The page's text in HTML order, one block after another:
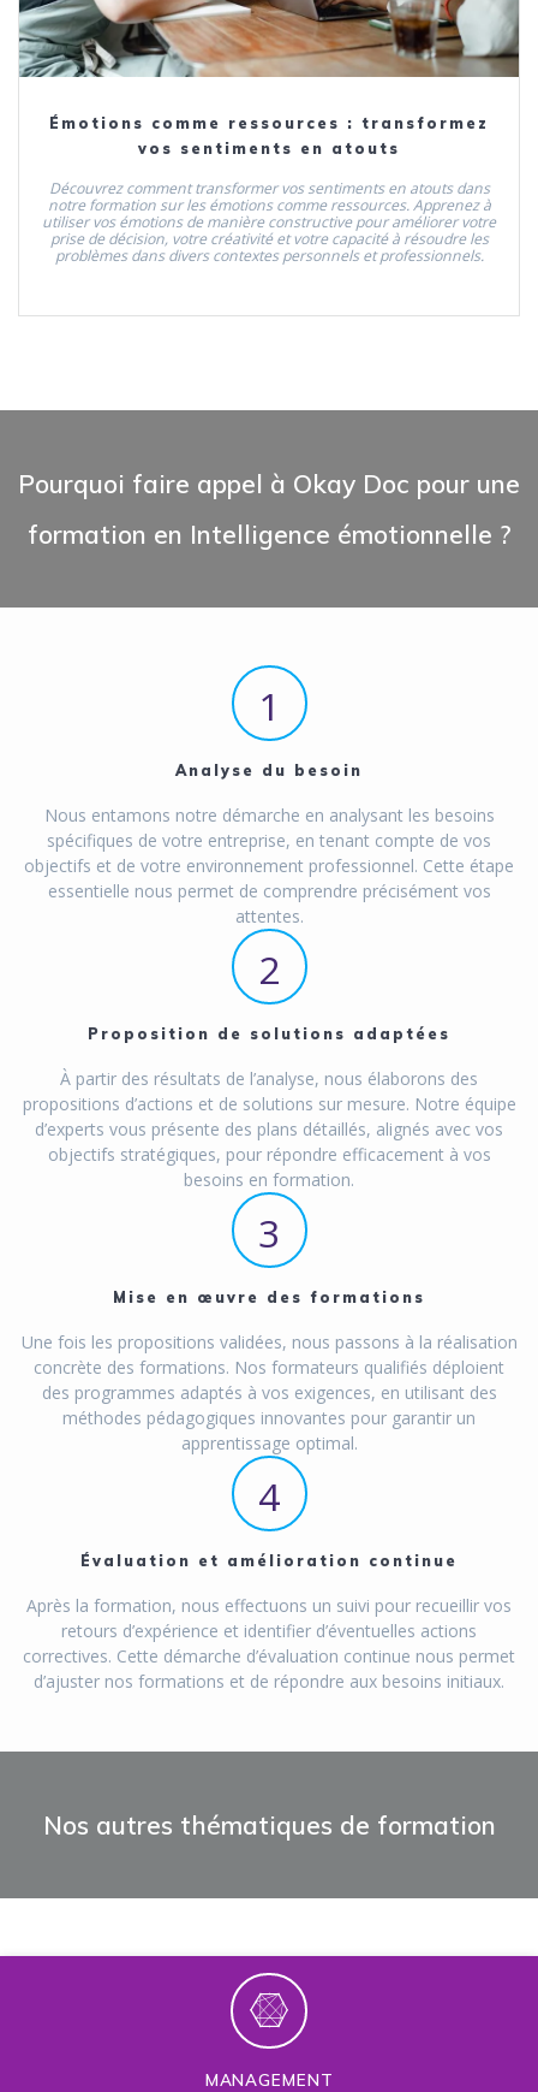
Émotions comme ressources : transformez
vos sentiments en atouts
Découvrez comment transformer vos sentiments en atouts dans
notre formation sur les émotions comme ressources. Apprenez à
utiliser vos émotions de manière constructive pour améliorer votre
prise de décision, votre créativité et votre capacité à résoudre les
problèmes dans divers contextes personnels et professionnels.
Pourquoi faire appel à Okay Doc pour une
formation en Intelligence émotionnelle ?
1
Analyse du besoin
Nous entamons notre démarche en analysant les besoins
spécifiques de votre entreprise, en tenant compte de vos
objectifs et de votre environnement professionnel. Cette étape
essentielle nous permet de comprendre précisément vos
attentes.
2
Proposition de solutions adaptées
À partir des résultats de l’analyse, nous élaborons des
propositions d’actions et de solutions sur mesure. Notre équipe
d’experts vous présente des plans détaillés, alignés avec vos
objectifs stratégiques, pour répondre efficacement à vos
besoins en formation.
3
Mise en œuvre des formations
Une fois les propositions validées, nous passons à la réalisation
concrète des formations. Nos formateurs qualifiés déploient
des programmes adaptés à vos exigences, en utilisant des
méthodes pédagogiques innovantes pour garantir un
apprentissage optimal.
4
Évaluation et amélioration continue
Après la formation, nous effectuons un suivi pour recueillir vos
retours d’expérience et identifier d’éventuelles actions
correctives. Cette démarche d’évaluation continue nous permet
d’ajuster nos formations et de répondre aux besoins initiaux.
Nos autres thématiques de formation
MANAGEMENT